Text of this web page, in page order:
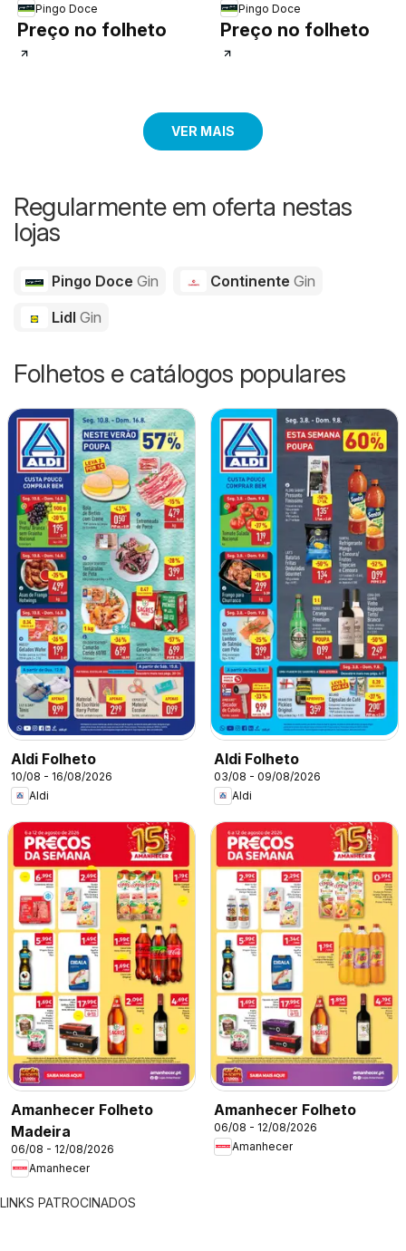
Pingo Doce
Preço no folheto
Pingo Doce
Preço no folheto
VER MAIS
Regularmente em oferta nestas
lojas
Pingo Doce Gin ContinenteGin
Lidl Gin
Folhetos e catálogos populares
Aldi Folheto
10/08 - 16/08/2026
Aldi
Aldi Folheto
03/08 - 09/08/2026
Aldi
Amanhecer Folheto
Madeira
06/08 - 12/08/2026
Amanhecer
Amanhecer Folheto
06/08 - 12/08/2026
Amanhecer
LINKS PATROCINADOS